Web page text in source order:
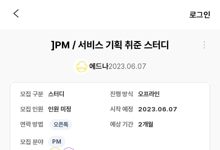
로그인
]PM / 서비스 기획 취준 스터디
에드나2023.06.07
모집 구분 스터디 진행 방식 오프라인
모집 인원 인원 미정 시작 예정 2023.06.07
연락 방법 오픈톡 예상 기간 2개월
모집 분야 PM